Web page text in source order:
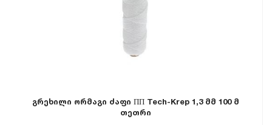
გრეხილი ორმაგი ძაფი ПП Tech-Krep 1,3 მმ 100 მ
თეთრი